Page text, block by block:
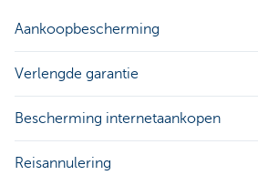
Aankoopbescherming
Verlengde garantie
Bescherming internetaankopen
Reisannulering